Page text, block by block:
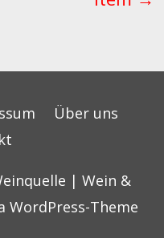
Über uns
| Wein &
WordPress-Theme